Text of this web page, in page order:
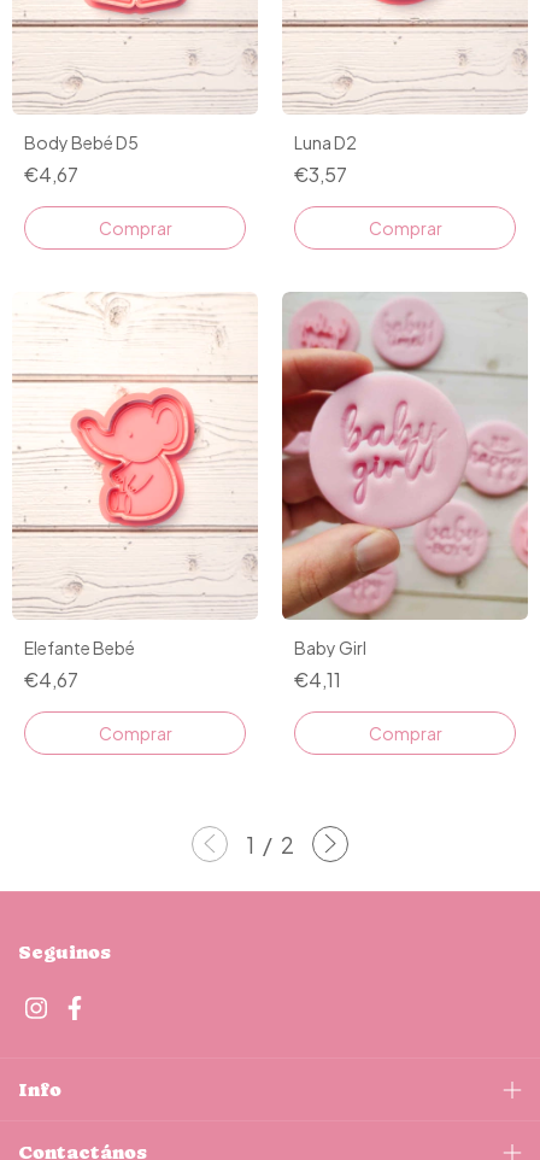
Body Bebé D5
€4,67
Comprar
Luna D2
€3,57
Comprar
Elefante Bebé
€4,67
Comprar
Baby Girl
€4,11
Comprar
1 / 2
Seguinos
Info
Contactános